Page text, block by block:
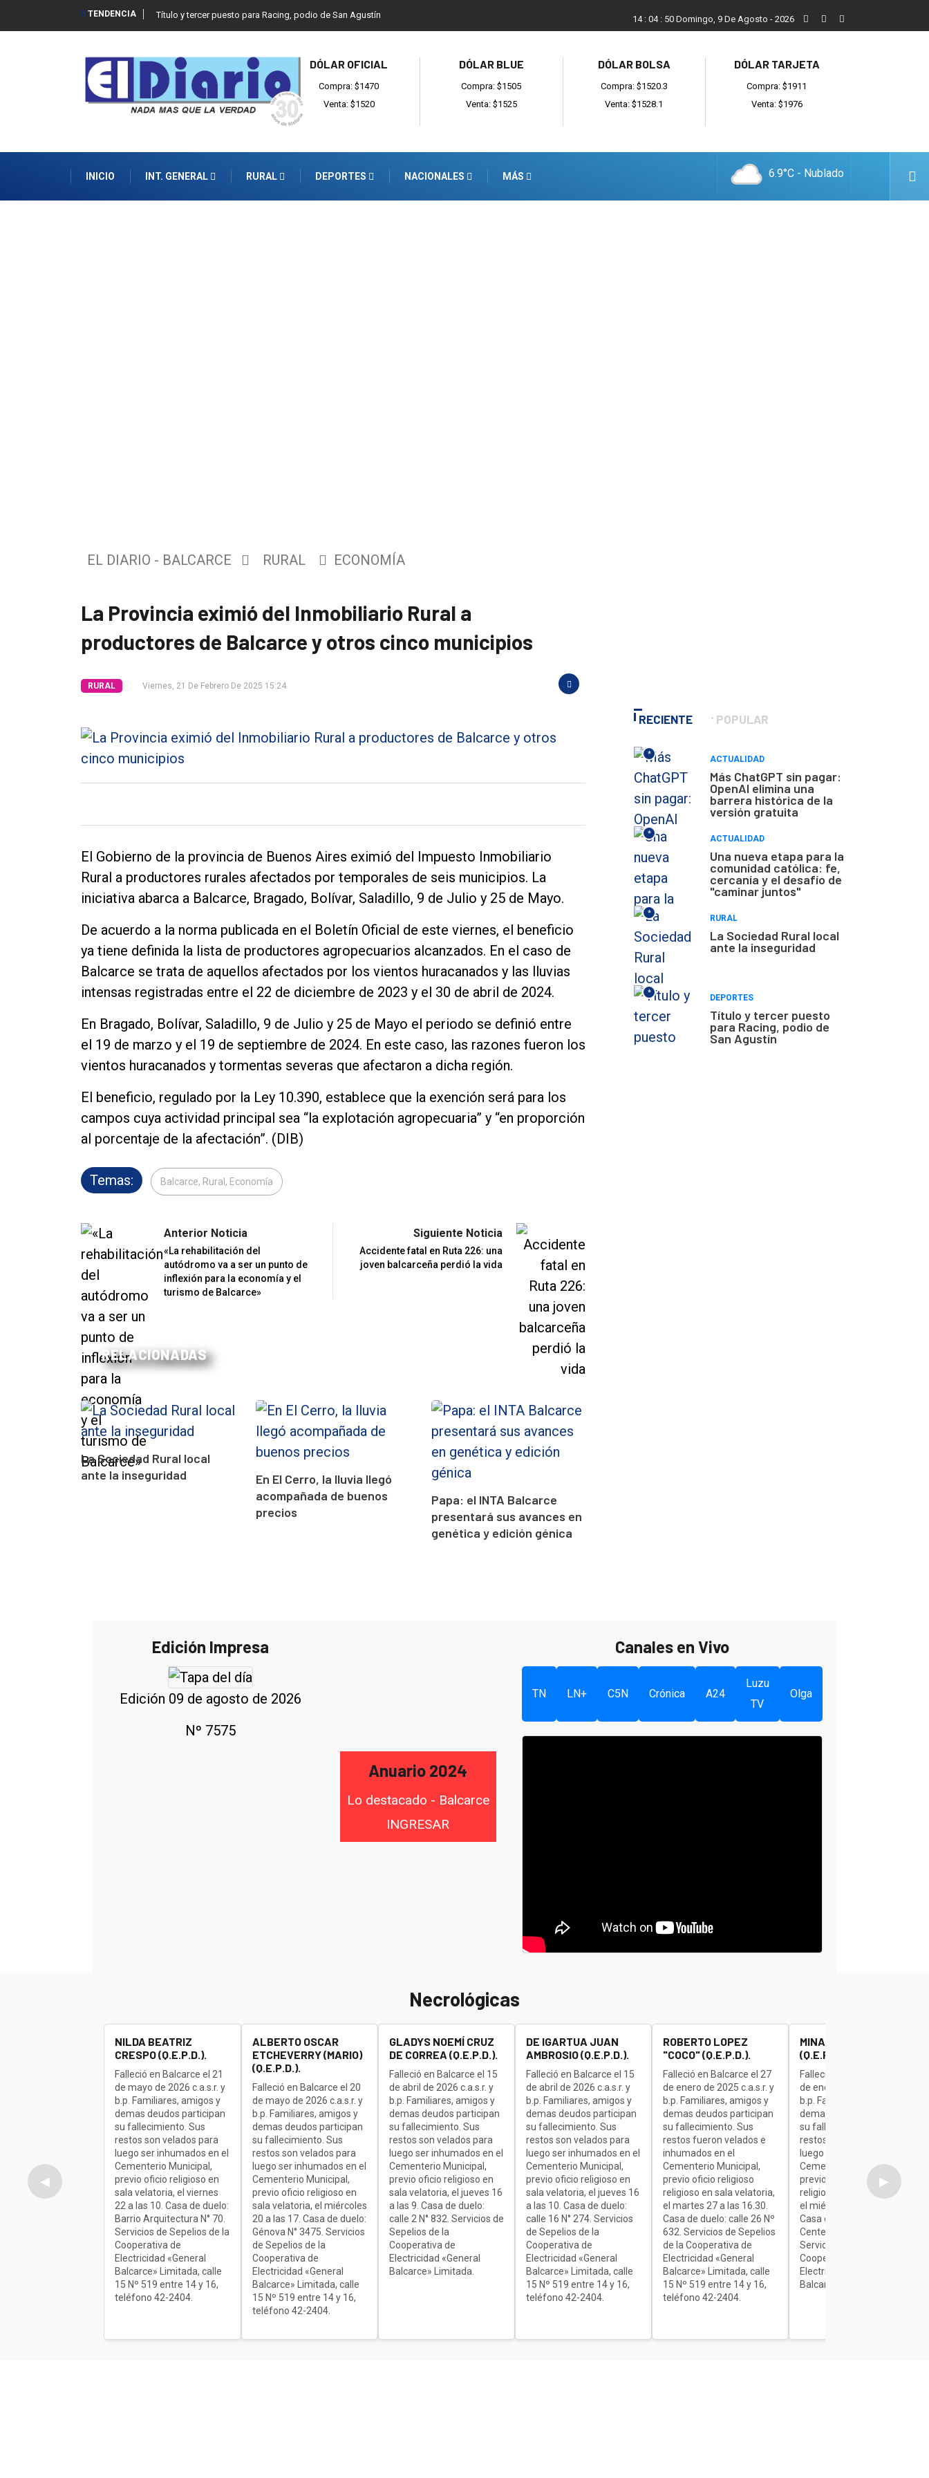
TENDENCIA Título y tercer puesto para Racing, podio de San Agustín San Cayetano, el trabajo y una nueva etapa para la
14: 04: 51 Domingo, 9 De Agosto - 2026
DÓLAR OFICIAL
Compra: $1470
Venta: $1520
DÓLAR BLUE
Compra: $1505
Venta: $1525
DÓLAR BOLSA
Compra: $1520.3
Venta: $1528.1
DÓLAR TARJETA
Compra: $1911
Venta: $1976
INICIO INT. GENERAL RURAL DEPORTES NACIONALES MÁS 6.9°C - Nublado
Tendencia
Entrevistas
Fúnebres
Nosotros
Contacto
EL DIARIO - BALCARCE RURAL ECONOMÍA
La Provincia eximió del Inmobiliario Rural a
productores de Balcarce y otros cinco municipios
RURAL Viernes, 21 De Febrero De 2025 15:24
El Gobierno de la provincia de Buenos Aires eximió del Impuesto Inmobiliario
Rural a productores rurales afectados por temporales de seis municipios. La
iniciativa abarca a Balcarce, Bragado, Bolívar, Saladillo, 9 de Julio y 25 de Mayo.
De acuerdo a la norma publicada en el Boletín Oficial de este viernes, el beneficio
ya tiene definida la lista de productores agropecuarios alcanzados. En el caso de
Balcarce se trata de aquellos afectados por los vientos huracanados y las lluvias
intensas registradas entre el 22 de diciembre de 2023 y el 30 de abril de 2024.
En Bragado, Bolívar, Saladillo, 9 de Julio y 25 de Mayo el periodo se definió entre
el 19 de marzo y el 19 de septiembre de 2024. En este caso, las razones fueron los
vientos huracanados y tormentas severas que afectaron a dicha región.
El beneficio, regulado por la Ley 10.390, establece que la exención será para los
campos cuya actividad principal sea “la explotación agropecuaria” y “en proporción
al porcentaje de la afectación”. (DIB)
Temas: Balcarce, Rural, Economía
Anterior Noticia
«La rehabilitación del
autódromo va a ser un punto de
inflexión para la economía y el
turismo de Balcarce»
Siguiente Noticia
Accidente fatal en Ruta 226: una
joven balcarceña perdió la vida
RELACIONADAS
La Sociedad Rural local
ante la inseguridad
En El Cerro, la lluvia llegó
acompañada de buenos
precios
Papa: el INTA Balcarce
presentará sus avances en
genética y edición génica
RECIENTE POPULAR
*
ACTUALIDAD
Más ChatGPT sin pagar:
OpenAI elimina una
barrera histórica de la
versión gratuita
*
ACTUALIDAD
Una nueva etapa para la
comunidad católica: fe,
cercanía y el desafío de
"caminar juntos"
*
RURAL
La Sociedad Rural local
ante la inseguridad
*
DEPORTES
Título y tercer puesto
para Racing, podio de
San Agustín
Edición Impresa
Edición 09 de agosto de 2026
Nº 7575
Anuario 2024
Lo destacado - Balcarce
INGRESAR
Canales en Vivo
TN LN+ C5N Crónica A24
Luzu
TV
Olga
Necrológicas
◀
NILDA BEATRIZ
CRESPO (Q.E.P.D.).
Falleció en Balcarce el 21
de mayo de 2026 c.a.s.r. y
b.p. Familiares, amigos y
demas deudos participan
su fallecimiento. Sus
restos son velados para
luego ser inhumados en el
Cementerio Municipal,
previo oficio religioso en
sala velatoria, el viernes
22 a las 10. Casa de duelo:
Barrio Arquitectura N° 70.
Servicios de Sepelios de la
Cooperativa de
Electricidad «General
Balcarce» Limitada, calle
15 Nº 519 entre 14 y 16,
teléfono 42-2404.
ALBERTO OSCAR
ETCHEVERRY (MARIO)
(Q.E.P.D.).
Falleció en Balcarce el 20
de mayo de 2026 c.a.s.r. y
b.p. Familiares, amigos y
demas deudos participan
su fallecimiento. Sus
restos son velados para
luego ser inhumados en el
Cementerio Municipal,
previo oficio religioso en
sala velatoria, el miércoles
20 a las 17. Casa de duelo:
Génova N° 3475. Servicios
de Sepelios de la
Cooperativa de
Electricidad «General
Balcarce» Limitada, calle
15 Nº 519 entre 14 y 16,
teléfono 42-2404.
GLADYS NOEMÍ CRUZ
DE CORREA (Q.E.P.D.).
Falleció en Balcarce el 15
de abril de 2026 c.a.s.r. y
b.p. Familiares, amigos y
demas deudos participan
su fallecimiento. Sus
restos son velados para
luego ser inhumados en el
Cementerio Municipal,
previo oficio religioso en
sala velatoria, el jueves 16
a las 9. Casa de duelo:
calle 2 N° 832. Servicios de
Sepelios de la
Cooperativa de
Electricidad «General
Balcarce» Limitada.
DE IGARTUA JUAN
AMBROSIO (Q.E.P.D.).
Falleció en Balcarce el 15
de abril de 2026 c.a.s.r. y
b.p. Familiares, amigos y
demas deudos participan
su fallecimiento. Sus
restos son velados para
luego ser inhumados en el
Cementerio Municipal,
previo oficio religioso en
sala velatoria, el jueves 16
a las 10. Casa de duelo:
calle 16 N° 274. Servicios
de Sepelios de la
Cooperativa de
Electricidad «General
Balcarce» Limitada, calle
15 Nº 519 entre 14 y 16,
teléfono 42-2404.
ROBERTO LOPEZ
"COCO" (Q.E.P.D.).
Falleció en Balcarce el 27
de enero de 2025 c.a.s.r. y
b.p. Familiares, amigos y
demas deudos participan
su fallecimiento. Sus
restos fueron velados e
inhumados en el
Cementerio Municipal,
previo oficio religioso
religioso en sala velatoria,
el martes 27 a las 16.30.
Casa de duelo: calle 26 Nº
632. Servicios de Sepelios
de la Cooperativa de
Electricidad «General
Balcarce» Limitada, calle
15 Nº 519 entre 14 y 16,
teléfono 42-2404.
MINAUDO JOSE "BETA"
(Q.E.P.D.).
Falleció en Balcarce el 27
de enero de 2025 c.a.s.r. y
b.p. Familiares, amigos y
demas deudos participan
su fallecimiento. Sus
restos son velados para
luego ser inhumados en el
Cementerio Municipal,
previo oficio religioso
religioso en sala velatoria,
el miércoles de 7 a 9.30.
Casa de duelo: Av.
Centenario Nº 1840.
Servicios de Sepelios de la
Cooperativa de
Electricidad «General
Balcarce» Limitada.
▶